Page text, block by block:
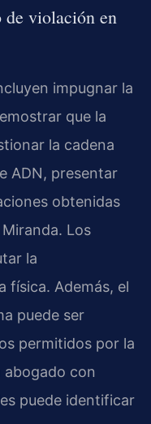
de violación en
impugnar la
que la
la cadena
ADN, presentar
obtenidas
Los
la
física. Además, el
puede ser
permitidos por la
abogado con
puede identificar